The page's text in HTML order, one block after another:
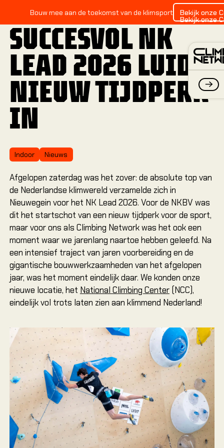
Bouw mee aan de toekomst van de klimsport Bekijk onze
Bekijk onze
Alles
Alles
Alles
SUCCESVOL NK
LEAD 2026 LUIDT
NIEUW TIJDPERK
IN
Indoor Nieuws
Afgelopen zaterdag was het zover: de absolute top van
de Nederlandse klimwereld verzamelde zich in
Nieuwegein voor het NK Lead 2026. Voor de NKBV was
dit het startschot van een nieuw tijdperk voor de sport,
maar voor ons als Climbing Network was het ook een
moment waar we jarenlang naartoe hebben geleefd. Na
een intensief traject van jaren voorbereiding en de
gigantische bouwwerkzaamheden van het afgelopen
jaar, was het moment eindelijk daar. We konden onze
nieuwe locatie, het National Climbing Center(NCC),
eindelijk vol trots laten zien aan klimmend Nederland!